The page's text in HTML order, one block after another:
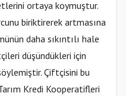
ortaya koymuştur.
biriktirerek artmasına
daha sıkıntılı hale
düşündükleri için
Çiftçisini bu
Kredi Kooperatifleri